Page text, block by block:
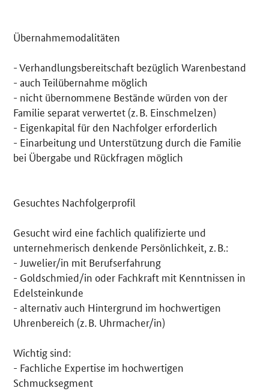
Übernahmemodalitäten
- Verhandlungsbereitschaft bezüglich Warenbestand
- auch Teilübernahme möglich
- nicht übernommene Bestände würden von der
Familie separat verwertet (z. B. Einschmelzen)
- Eigenkapital für den Nachfolger erforderlich
- Einarbeitung und Unterstützung durch die Familie
bei Übergabe und Rückfragen möglich
Gesuchtes Nachfolgerprofil
Gesucht wird eine fachlich qualifizierte und
unternehmerisch denkende Persönlichkeit, z. B.:
- Juwelier/in mit Berufserfahrung
- Goldschmied/in oder Fachkraft mit Kenntnissen in
Edelsteinkunde
- alternativ auch Hintergrund im hochwertigen
Uhrenbereich (z. B. Uhrmacher/in)
Wichtig sind:
- Fachliche Expertise im hochwertigen
Schmucksegment